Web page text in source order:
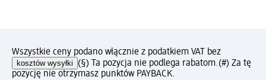
Wszystkie ceny podano włącznie z podatkiem VAT bez
kosztów wysyłki (§) Ta pozycja nie podlega rabatom.(#) Za tę
pozycję nie otrzymasz punktów PAYBACK.